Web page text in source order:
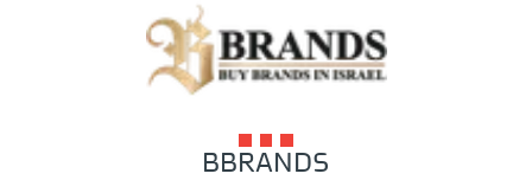
BBRANDS